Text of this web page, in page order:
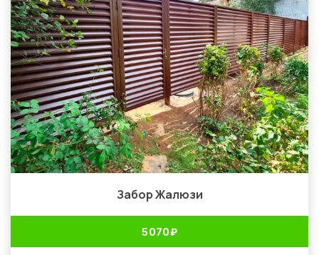
Забор Жалюзи
5 070₽